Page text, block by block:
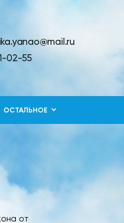
02-55
ОСТАЛЬНОЕ
от